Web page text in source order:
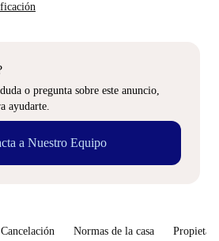
o pregunta sobre este anuncio,
ayudarte.
a Nuestro Equipo
Normas de la casa